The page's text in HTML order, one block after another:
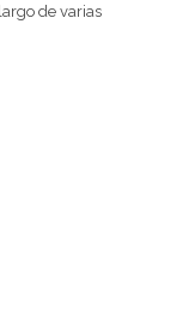
de varias